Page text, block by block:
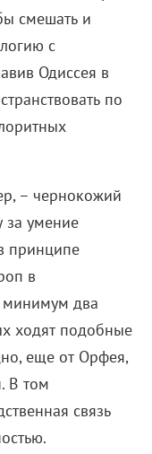
и давление
на квадратный
осветить,
и хейтеры,
желают
трудно не
с которым
а ныне
не
самому себе
которым
даже